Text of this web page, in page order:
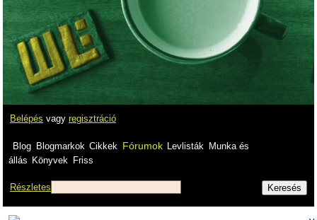
Belépés vagy regisztráció
Blog Blogmarkok Cikkek Fórumok Levlisták
Munka és
állás Könyvek Friss
Részletes